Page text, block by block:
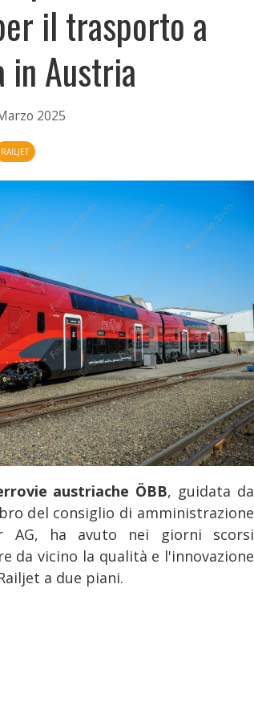
il trasporto a
in Austria
2025
RAILJET
austriache ÖBB, guidata da
del consiglio di amministrazione
AG, ha avuto nei giorni scorsi
da vicino la qualità e l'innovazione
a due piani.